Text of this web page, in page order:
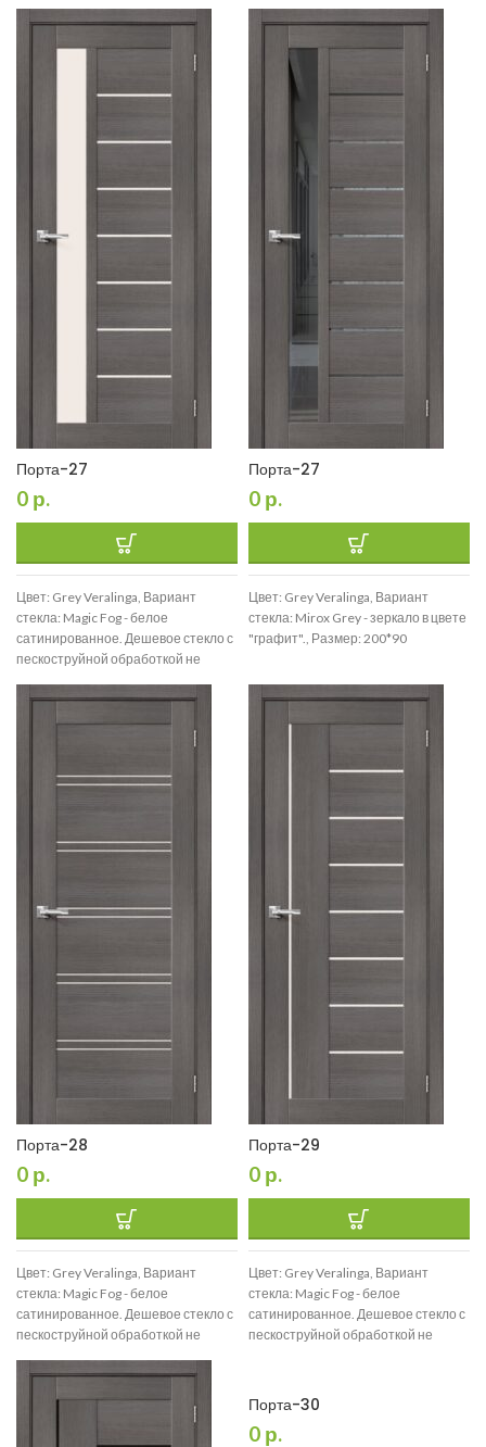
Порта-27
0 р.
Цвет: Grey Veralinga, Вариант
стекла: Magic Fog - белое
сатинированное. Дешевое стекло с
пескоструйной обработкой не
Порта-27
0 р.
Цвет: Grey Veralinga, Вариант
стекла: Mirox Grey - зеркало в цвете
"графит"., Размер: 200*90
Порта-28
0 р.
Цвет: Grey Veralinga, Вариант
стекла: Magic Fog - белое
сатинированное. Дешевое стекло с
пескоструйной обработкой не
Порта-29
0 р.
Цвет: Grey Veralinga, Вариант
стекла: Magic Fog - белое
сатинированное. Дешевое стекло с
пескоструйной обработкой не
Порта-30
0 р.